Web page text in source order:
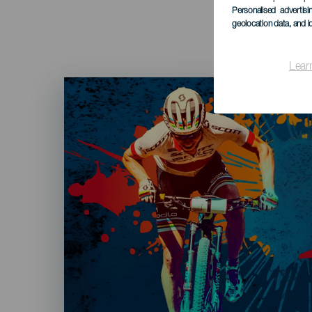
Personalised
geolocation data, and
Imagen
Listado